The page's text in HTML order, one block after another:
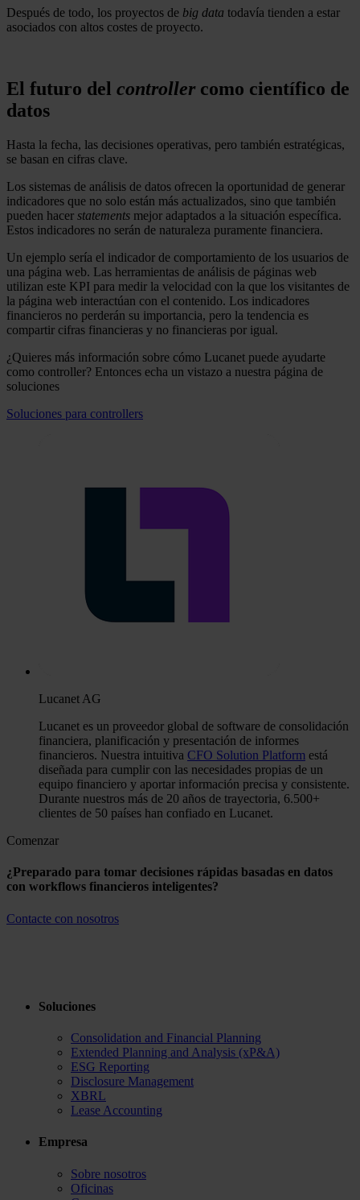
Después de todo, los proyectos de big data todavía tienden a estar
asociados con altos costes de proyecto.
El futuro del controllercomo científico de
datos
Hasta la fecha, las decisiones operativas, pero también estratégicas,
se basan en cifras clave.
Los sistemas de análisis de datos ofrecen la oportunidad de generar
indicadores que no solo están más actualizados, sino que también
pueden hacer statements mejor adaptados a la situación específica.
Estos indicadores no serán de naturaleza puramente financiera.
Un ejemplo sería el indicador de comportamiento de los usuarios de
una página web. Las herramientas de análisis de páginas web
utilizan este KPI para medir la velocidad con la que los visitantes de
la página web interactúan con el contenido. Los indicadores
financieros no perderán su importancia, pero la tendencia es
compartir cifras financieras y no financieras por igual.
¿Quieres más información sobre cómo Lucanet puede ayudarte
como controller? Entonces echa un vistazo a nuestra página de
soluciones
Soluciones para controllers
Lucanet AG
Lucanet es un proveedor global de software de consolidación
financiera, planificación y presentación de informes
financieros. Nuestra intuitiva CFO Solution Platform está
diseñada para cumplir con las necesidades propias de un
equipo financiero y aportar información precisa y consistente.
Durante nuestros más de 20 años de trayectoria, 6.500+
clientes de 50 países han confiado en Lucanet.
Comenzar
¿Preparado para tomar decisiones rápidas basadas en datos
con workflows financieros inteligentes?
Contacte con nosotros
Soluciones
Consolidation and Financial Planning
Extended Planning and Analysis (xP&A)
ESG Reporting
Disclosure Management
XBRL
Lease Accounting
Empresa
Sobre nosotros
Oficinas